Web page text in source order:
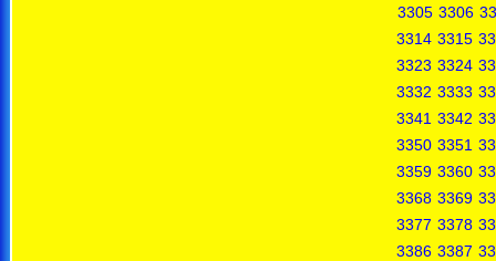
3305 3306
3314 3315
3323 3324
3332 3333
3341 3342
3350 3351
3359 3360
3368 3369
3377 3378
3386 3387